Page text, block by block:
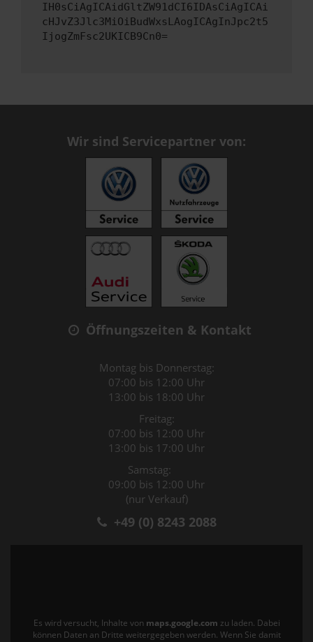
IH0sCiAgICAidGltZW91dCI6IDAsCiAgICAi
cHJvZ3Jlc3MiOiBudWxsLAogICAgInJpc2t5
IjogZmFsc2UKICB9Cn0=
Wir sind Servicepartner von:
Öffnungszeiten & Kontakt
Montag bis Donnerstag:
07:00 bis 12:00 Uhr
13:00 bis 18:00 Uhr
Freitag:
07:00 bis 12:00 Uhr
13:00 bis 17:00 Uhr
Samstag:
09:00 bis 12:00 Uhr
(nur Verkauf)
+49 (0) 8243 2088
Es wird versucht, Inhalte von maps.google.com zu laden. Dabei
können Daten an Dritte weitergegeben werden. Wenn Sie damit